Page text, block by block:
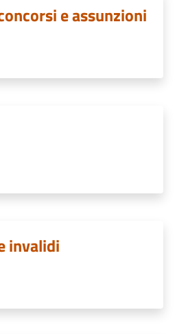
e assunzioni
invalidi